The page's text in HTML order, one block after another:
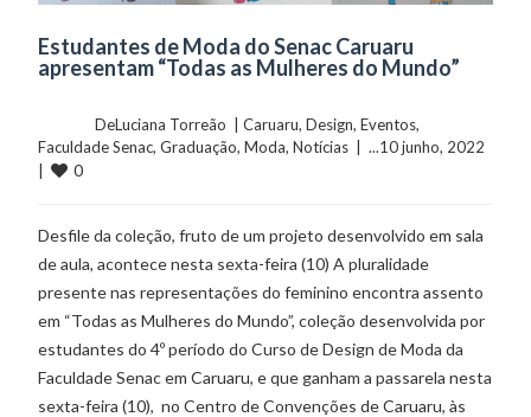
Estudantes de Moda do Senac Caruaru
apresentam “Todas as Mulheres do Mundo”
	    	DeLuciana Torreão  |
Caruaru, Design, Eventos
Faculdade Senac, Graduação, Moda, Notícias
  |  ...10 junho, 2022
|
0
Desfile da coleção, fruto de um projeto desenvolvido em sala
de aula, acontece nesta sexta-feira (10) A pluralidade
presente nas representações do feminino encontra assento
em “Todas as Mulheres do Mundo”, coleção desenvolvida por
estudantes do 4º período do Curso de Design de Moda da
Faculdade Senac em Caruaru, e que ganham a passarela nesta
sexta-feira (10), no Centro de Convenções de Caruaru, às